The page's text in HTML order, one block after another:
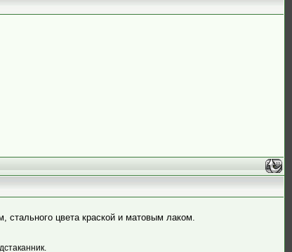
стального цвета краской и матовым лаком.